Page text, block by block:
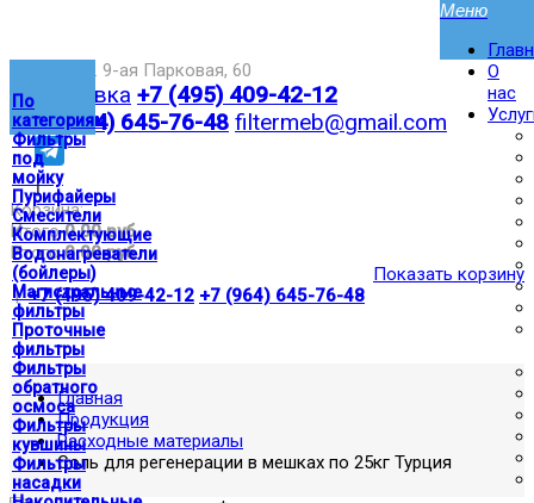
По
категориям
Фильтры
под
мойку
Пурифайеры
Смесители
Комплектующие
Водонагреватели
(бойлеры)
Магистральные
фильтры
Проточные
фильтры
Фильтры
обратного
осмоса
Фильтры
кувшины
Фильтры
насадки
Москва,ул. 9-ая Парковая, 60
Доставка +7 (495) 409-42-12
+7 (964) 645-76-48 filtermeb@gmail.com
|
Корзина:
Итого0.00 руб
Итого0.00 руб
Показать корзину
| +7 (495) 409-42-12 +7 (964) 645-76-48
О
нас
Главная
Продукция
Расходные материалы
Соль для регенерации в мешках по 25кг Турция